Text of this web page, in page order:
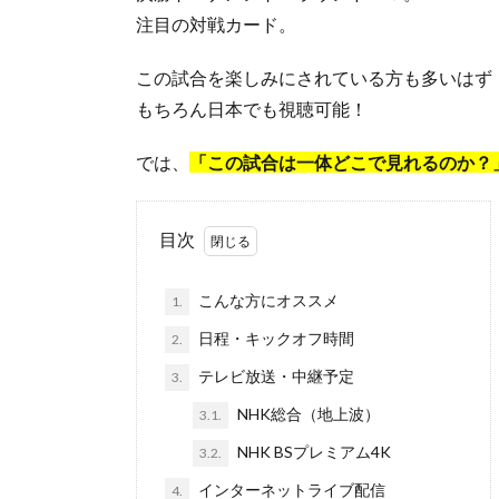
注目の対戦カード。
この試合を楽しみにされている方も多いはず
もちろん日本でも視聴可能！
では、 「この試合は一体どこで見れるのか？
目次
1. こんな方にオススメ
2. 日程・キックオフ時間
3. テレビ放送・中継予定
3.1. NHK総合（地上波）
3.2. NHK BSプレミアム4K
4. インターネットライブ配信